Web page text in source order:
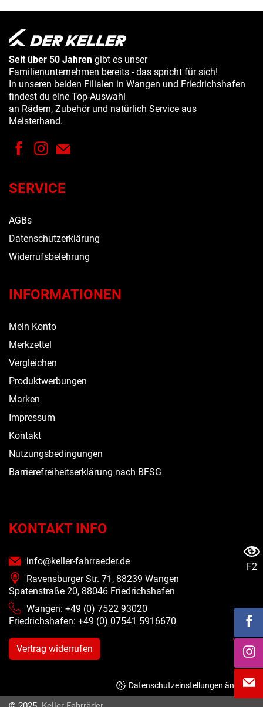
Seit über 50 Jahren gibt es unser
Familienunternehmen bereits - das spricht für sich!
In unseren beiden Filialen in Wangen und Friedrichshafen
findest du eine Top-Auswahl
an Rädern, Zubehör und natürlich Service aus
Meisterhand.
SERVICE
AGBs
Datenschutzerklärung
Widerrufsbelehrung
INFORMATIONEN
Mein Konto
Merkzettel
Vergleichen
Produktwerbungen
Marken
Impressum
Kontakt
Nutzungsbedingungen
Barrierefreiheitserklärung nach BFSG
KONTAKT INFO
info@keller-fahrraeder.de
Ravensburger Str. 71, 88239 Wangen
Spatenstraße 20, 88046 Friedrichshafen
Wangen: +49 (0) 7522 93020
Friedrichshafen: +49 (0) 07541 5916670
Vertrag widerrufen
Datenschutzeinstellungen ändern
F2